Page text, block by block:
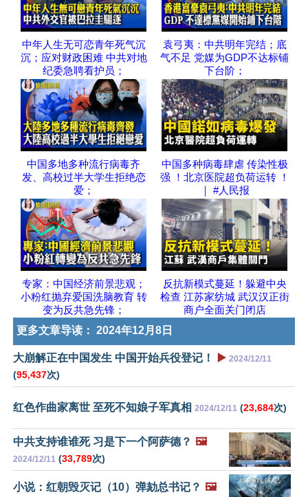
中年人生无可恋青年死气沉
沉；应对财政困难 中共对地
纪委急聘看护员；
袁弓夷：中共明年完结；底
气不足 党媒为GDP不达标铺
下台阶；
中国多地多种流行病毒齐
发、高校过半大学生拒绝恋
爱；
中国多种病毒肆虐 传染性极
强 ！北京医院超负荷运转 ！
｜ #人民报
专家：中国经济前景悲观；
小粉红抛弃爱国洗脑教育 转
变为反共急先锋；
反抗新模式蔓延！躲避中央
检查 江苏家纺城 武汉汉正街
商户全面关门闭店
更多文章导读： 2024年12月8日
大崩解正在中国发生 中国开始兵役登记！ ▶️ 2024/12/11
(95,437次)
红色作曲家离世 至死不知娘子军真相 2024/12/11 (23,684次)
中共支持谁谁死 习是下一个阿萨德？ 🖼️
2024/12/11 (33,789次)
小说：红朝毁灭记（10）弹劾总书记？ 🖼️